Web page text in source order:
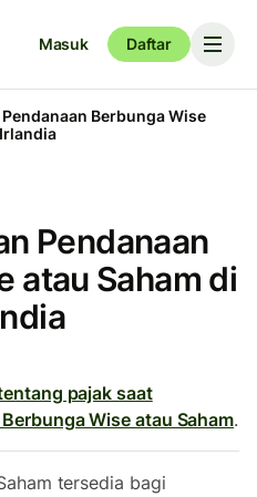
Masuk Daftar
Berbunga Wise
Pendanaan
atau Saham di
pajak saat
Wise atau Saham.
tersedia bagi